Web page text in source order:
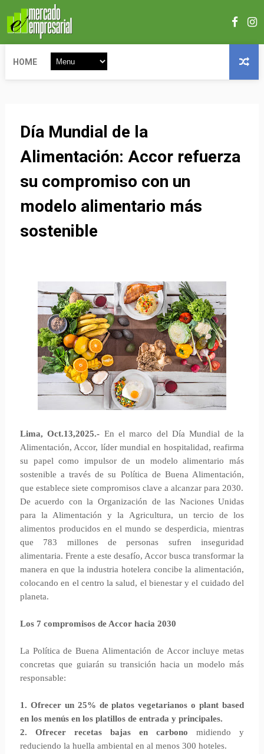
HOME
Día Mundial de la
Alimentación: Accor refuerza
su compromiso con un
modelo alimentario más
sostenible
Lima, Oct.13,2025.- En el marco del Día Mundial de la
Alimentación, Accor, líder mundial en hospitalidad, reafirma
su papel como impulsor de un modelo alimentario más
sostenible a través de su Política de Buena Alimentación,
que establece siete compromisos clave a alcanzar para 2030.
De acuerdo con la Organización de las Naciones Unidas
para la Alimentación y la Agricultura, un tercio de los
alimentos producidos en el mundo se desperdicia, mientras
que 783 millones de personas sufren inseguridad
alimentaria. Frente a este desafío, Accor busca transformar la
manera en que la industria hotelera concibe la alimentación,
colocando en el centro la salud, el bienestar y el cuidado del
planeta.
Los 7 compromisos de Accor hacia 2030
La Política de Buena Alimentación de Accor incluye metas
concretas que guiarán su transición hacia un modelo más
responsable:
1. Ofrecer un 25% de platos vegetarianos o plant based
en los menús en los platillos de entrada y principales.
2. Ofrecer recetas bajas en carbono midiendo y
reduciendo la huella ambiental en al menos 300 hoteles.